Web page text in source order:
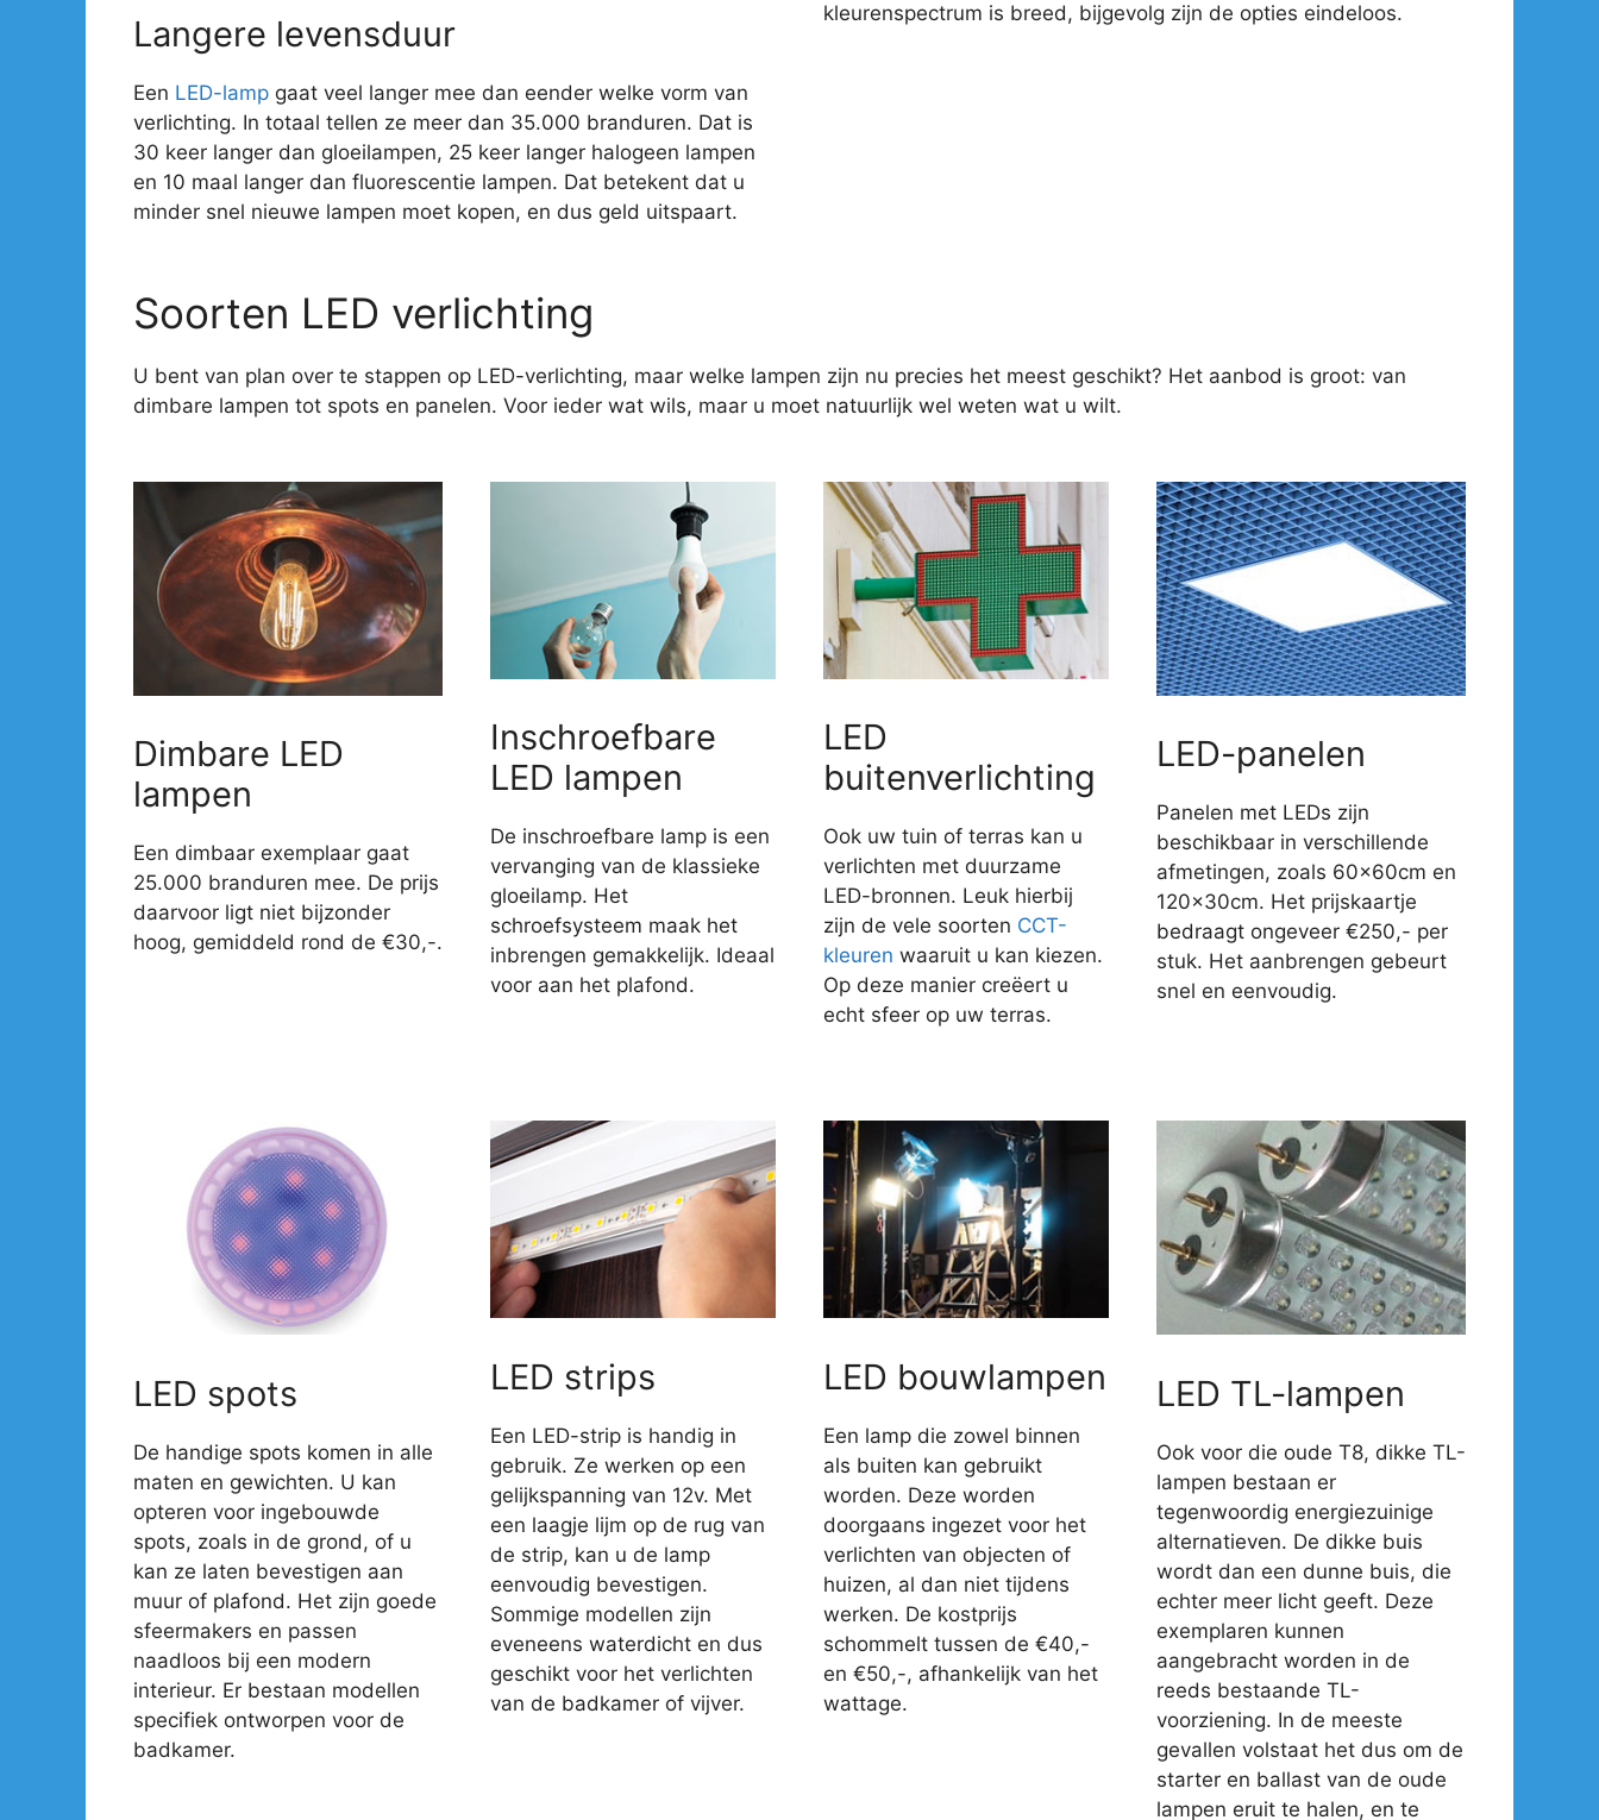
Langere levensduur
Een LED-lamp gaat veel langer mee dan eender welke vorm van
verlichting. In totaal tellen ze meer dan 35.000 branduren. Dat is
30 keer langer dan gloeilampen, 25 keer langer halogeen lampen
en 10 maal langer dan fluorescentie lampen. Dat betekent dat u
minder snel nieuwe lampen moet kopen, en dus geld uitspaart.
kleurenspectrum is breed, bijgevolg zijn de opties eindeloos.
Soorten LED verlichting
U bent van plan over te stappen op LED-verlichting, maar welke lampen zijn nu precies het meest geschikt? Het aanbod is groot: van
dimbare lampen tot spots en panelen. Voor ieder wat wils, maar u moet natuurlijk wel weten wat u wilt.
Dimbare LED
lampen
Een dimbaar exemplaar gaat
25.000 branduren mee. De prijs
daarvoor ligt niet bijzonder
hoog, gemiddeld rond de €30,-.
Inschroefbare
LED lampen
De inschroefbare lamp is een
vervanging van de klassieke
gloeilamp. Het
schroefsysteem maak het
inbrengen gemakkelijk. Ideaal
voor aan het plafond.
LED
buitenverlichting
Ook uw tuin of terras kan u
verlichten met duurzame
LED-bronnen. Leuk hierbij
zijn de vele soorten CCT-
kleuren waaruit u kan kiezen.
Op deze manier creëert u
echt sfeer op uw terras.
LED-panelen
Panelen met LEDs zijn
beschikbaar in verschillende
afmetingen, zoals 60x60cm en
120x30cm. Het prijskaartje
bedraagt ongeveer €250,- per
stuk. Het aanbrengen gebeurt
snel en eenvoudig.
LED spots
De handige spots komen in alle
maten en gewichten. U kan
opteren voor ingebouwde
spots, zoals in de grond, of u
kan ze laten bevestigen aan
muur of plafond. Het zijn goede
sfeermakers en passen
naadloos bij een modern
interieur. Er bestaan modellen
specifiek ontworpen voor de
badkamer.
LED strips
Een LED-strip is handig in
gebruik. Ze werken op een
gelijkspanning van 12v. Met
een laagje lijm op de rug van
de strip, kan u de lamp
eenvoudig bevestigen.
Sommige modellen zijn
eveneens waterdicht en dus
geschikt voor het verlichten
van de badkamer of vijver.
LED bouwlampen
Een lamp die zowel binnen
als buiten kan gebruikt
worden. Deze worden
doorgaans ingezet voor het
verlichten van objecten of
huizen, al dan niet tijdens
werken. De kostprijs
schommelt tussen de €40,-
en €50,-, afhankelijk van het
wattage.
LED TL-lampen
Ook voor die oude T8, dikke TL-
lampen bestaan er
tegenwoordig energiezuinige
alternatieven. De dikke buis
wordt dan een dunne buis, die
echter meer licht geeft. Deze
exemplaren kunnen
aangebracht worden in de
reeds bestaande TL-
voorziening. In de meeste
gevallen volstaat het dus om de
starter en ballast van de oude
lampen eruit te halen, en te